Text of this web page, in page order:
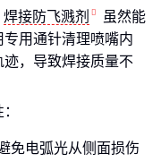
焊接防飞溅剂
虽然能
用通针清理喷嘴内
，导致焊接质量不
免电弧光从侧面损伤